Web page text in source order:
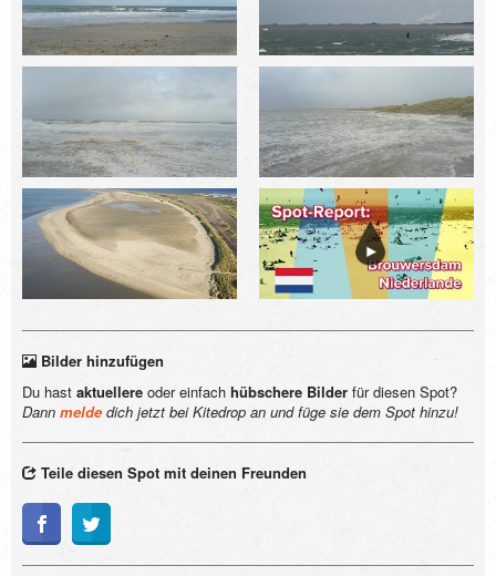
Bilder hinzufügen
Du hast aktuellere oder einfach hübschere Bilder für diesen Spot?
Dann meldedich jetzt bei Kitedrop an und füge sie dem Spot hinzu!
Teile diesen Spot mit deinen Freunden